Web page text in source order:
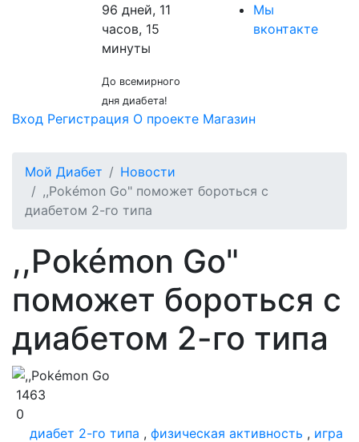
96 дней, 11
часов, 15
минуты
До всемирного
дня диабета!
Мы
вконтакте
Вход Регистрация О проекте Магазин
Мой Диабет
Новости
,,Pokémon Go" поможет бороться с
диабетом 2-го типа
,,Pokémon Go"
поможет бороться с
диабетом 2-го типа
1463
0
диабет 2-го типа , физическая активность , игра